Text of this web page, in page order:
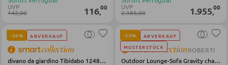
KLEIDERSCHRÄNKE
Schwebetürenschränke
UVP
142,00 116,00 UVP
2.385,00 1.955,00
-50% ABVERKAUF
divano da giardino Tibidabo 1248 grigio
-50%
ABVERKAUF
MUSTERSTÜCK
ROBERTI
Outdoor Lounge-Sofa Gravity champagner Stoff